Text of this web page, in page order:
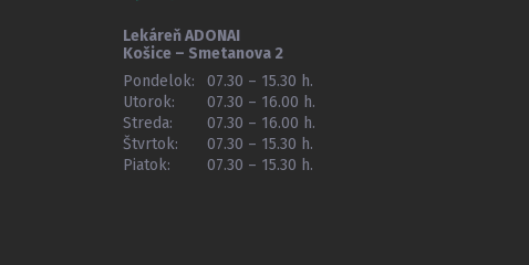
Lekáreň ADONAI
Košice – Smetanova 2
Pondelok:
07.30 – 15.30 h.
Utorok:
07.30 – 16.00 h.
Streda:
07.30 – 16.00 h.
Štvrtok:
07.30 – 15.30 h.
Piatok:
07.30 – 15.30 h.